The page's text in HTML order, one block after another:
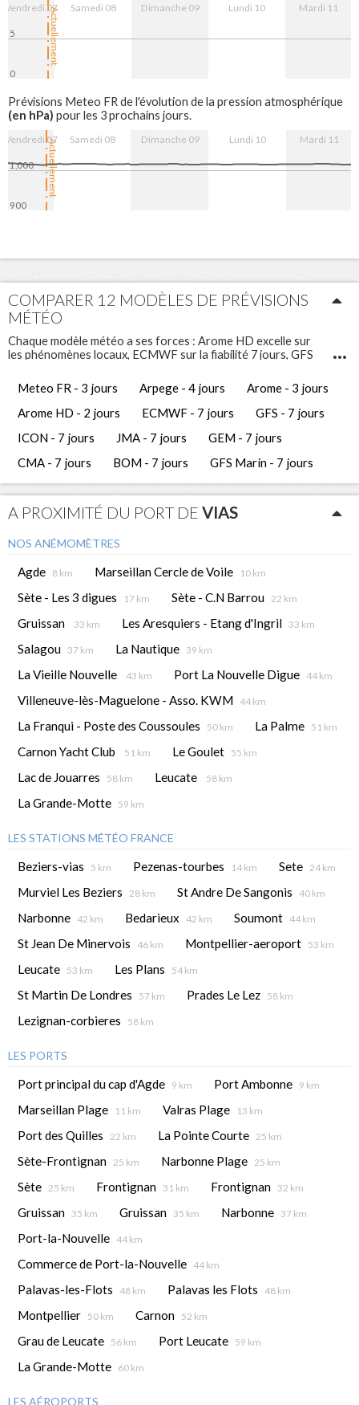
Actuellement
Vendredi 07 Samedi 08 Dimanche 09 Lundi 10 Mardi 11
0
5
Prévisions Meteo FR de l'évolution de la pression atmosphérique
(en hPa) pour les 3 prochains jours.
Actuellement
Vendredi 07 Samedi 08 Dimanche 09 Lundi 10 Mardi 11
900
1,000
COMPARER 12 MODÈLES DE PRÉVISIONS
MÉTÉO
Chaque modèle météo a ses forces : Arome HD excelle sur
les phénomènes locaux, ECMWF sur la fiabilité 7 jours, GFS
meilleures décisions de navigation.
Infosvent vous propose 12 modèles météo différents pour
Vias. Ces prévisions météo gratuites vous permettent d'avoir
une vue complète et de comparer les tendances
météorologiques des jours à venir.
Meteo FR - 3 jours Arpege - 4 jours
Arome - 3 jours
Arome HD - 2 jours
ECMWF - 7 jours
GFS - 7 jours
ICON - 7 jours
JMA - 7 jours
GEM - 7 jours
CMA - 7 jours
BOM - 7 jours GFS Marin - 7 jours
A PROXIMITÉ DU PORT DE VIAS
NOS ANÉMOMÈTRES
Agde 8 km Marseillan Cercle de Voile 10 km
Sète - Les 3 digues 17 km Sète - C.N Barrou 22 km
Gruissan 33 km Les Aresquiers - Etang d'Ingril 33 km
Salagou 37 km La Nautique 39 km
La Vieille Nouvelle 43 km Port La Nouvelle Digue 44 km
Villeneuve-lès-Maguelone - Asso. KWM 44 km
La Franqui - Poste des Coussoules 50 km La Palme 51 km
Carnon Yacht Club 51 km Le Goulet 55 km
Lac de Jouarres 58 km Leucate 58 km
La Grande-Motte 59 km
LES STATIONS MÉTÉO FRANCE
Beziers-vias 5 km Pezenas-tourbes 14 km Sete 24 km
Murviel Les Beziers 28 km St Andre De Sangonis 40 km
Narbonne 42 km Bedarieux 42 km Soumont 44 km
St Jean De Minervois 46 km Montpellier-aeroport 53 km
Leucate 53 km Les Plans 54 km
St Martin De Londres 57 km Prades Le Lez 58 km
Lezignan-corbieres 58 km
LES PORTS
Port principal du cap d'Agde 9 km Port Ambonne 9 km
Marseillan Plage 11 km Valras Plage 13 km
Port des Quilles 22 km La Pointe Courte 25 km
Sète-Frontignan 25 km Narbonne Plage 25 km
Sète 25 km Frontignan 31 km Frontignan 32 km
Gruissan 35 km Gruissan 35 km Narbonne 37 km
Port-la-Nouvelle 44 km
Commerce de Port-la-Nouvelle 44 km
Palavas-les-Flots 48 km Palavas les Flots 48 km
Montpellier 50 km Carnon 52 km
Grau de Leucate 56 km Port Leucate 59 km
La Grande-Motte 60 km
LES AÉROPORTS